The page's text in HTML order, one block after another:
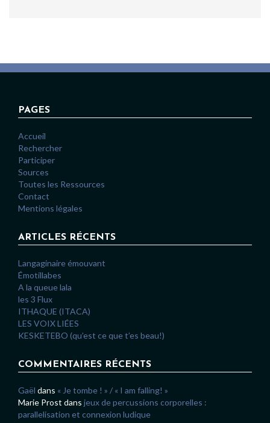
PAGES
Accueil
Rechercher
Participer
Sources
Toutes les Ressources
Contact
Mentions légales
ARTICLES RÉCENTS
Langaginaire émouvant
Émotillabes
A la queue lala
les 3 Flux
ITHAQUE (ITACA)
LES VOIX LIÉES
KESKETEBO (qu’est ce que t’es beau!)
COMMENTAIRES RÉCENTS
Gaël dans « Je tombe ! » / « I am falling! »
Marie Prost dans jeux de percussions corporelles :
parallelisation et connexion ludique